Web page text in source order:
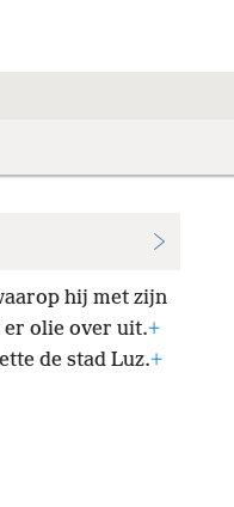
hij met zijn
er olie over uit.+
de stad Luz.+